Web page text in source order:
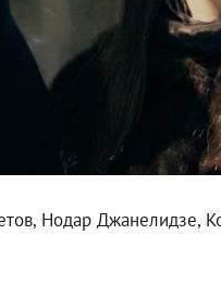
Нодар Джанелидзе,